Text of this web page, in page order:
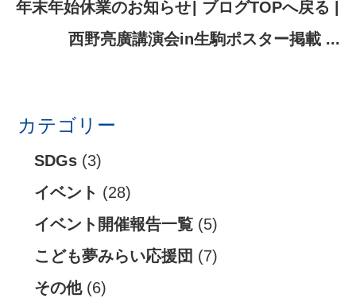
年末年始休業のお知らせ
西野亮廣講演会in生駒ポスター掲載 ...
| ブログTOPへ戻る |
カテゴリー
SDGs(3)
イベント (28)
イベント開催報告一覧(5)
こども夢みらい応援団 (7)
その他(6)